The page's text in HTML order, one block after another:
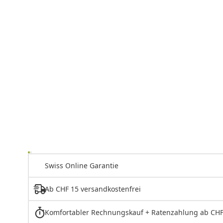
Swiss Online Garantie
Ab CHF 15 versandkostenfrei
Komfortabler Rechnungskauf + Ratenzahlung ab